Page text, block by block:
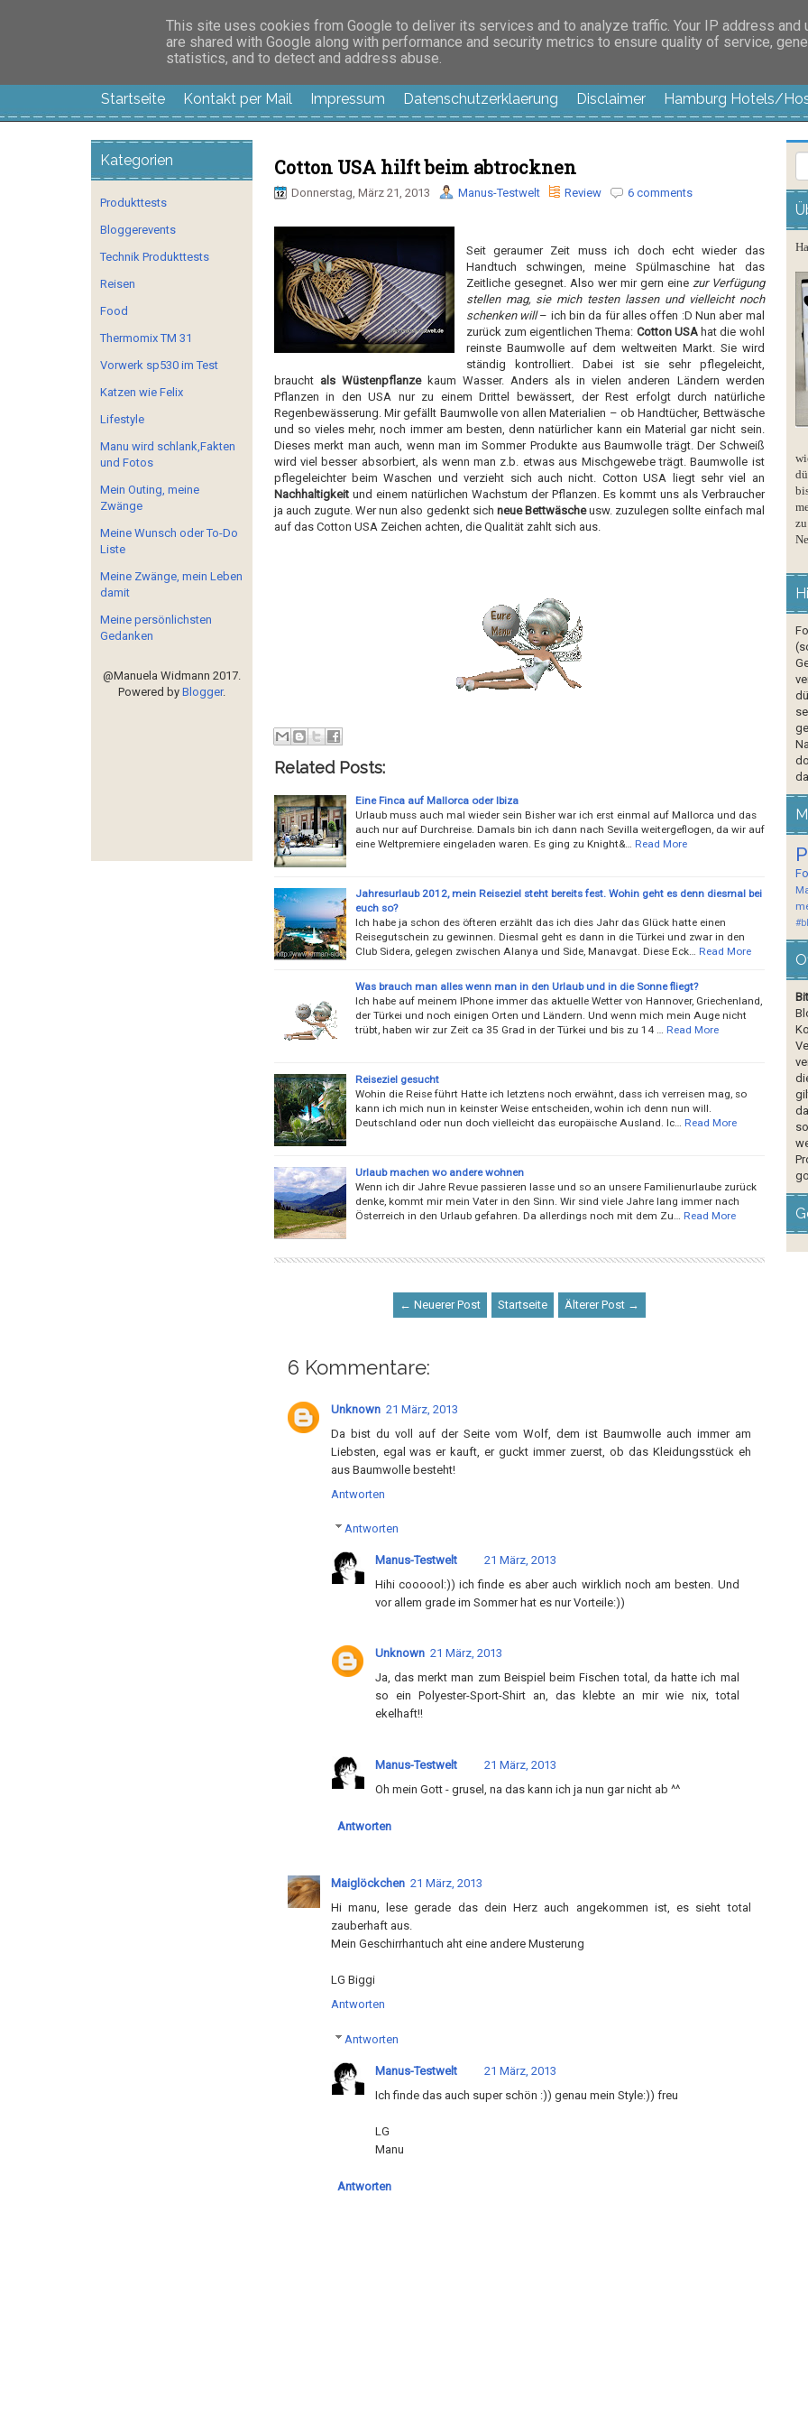
Manus Testwelt, alles außer langweilig
Startseite Kontakt per Mail Impressum Datenschutzerklaerung Disclaimer Hamburg Hotels/
Cotton USA hilft beim abtrocknen
Donnerstag, März 21, 2013 Manus-Testwelt Review 6 comments
Seit geraumer Zeit muss ich doch echt wieder das
Handtuch schwingen, meine Spülmaschine hat das
Zeitliche gesegnet. Also wer mir gern eine zur Verfügung
stellen mag, sie mich testen lassen und vielleicht noch
schenken will– ich bin da für alles offen :D Nun aber mal
zurück zum eigentlichen Thema: Cotton USAhat die wohl
reinste Baumwolle auf dem weltweiten Markt. Sie wird
ständig kontrolliert. Dabei ist sie sehr pflegeleicht,
braucht als Wüstenpflanzekaum Wasser. Anders als in vielen anderen Ländern werden
Pflanzen in den USA nur zu einem Drittel bewässert, der Rest erfolgt durch natürliche
Regenbewässerung. Mir gefällt Baumwolle von allen Materialien – ob Handtücher, Bettwäsche
und so vieles mehr, noch immer am besten, denn natürlicher kann ein Material gar nicht sein.
Dieses merkt man auch, wenn man im Sommer Produkte aus Baumwolle trägt. Der Schweiß
wird viel besser absorbiert, als wenn man z.b. etwas aus Mischgewebe trägt. Baumwolle ist
pflegeleichter beim Waschen und verzieht sich auch nicht. Cotton USA liegt sehr viel an
Nachhaltigkeitund einem natürlichen Wachstum der Pflanzen. Es kommt uns als Verbraucher
ja auch zugute. Wer nun also gedenkt sich neue Bettwäscheusw. zuzulegen sollte einfach mal
auf das Cotton USA Zeichen achten, die Qualität zahlt sich aus.
Related Posts:
Eine Finca auf Mallorca oder Ibiza
Urlaub muss auch mal wieder sein Bisher war ich erst einmal auf Mallorca und das
auch nur auf Durchreise. Damals bin ich dann nach Sevilla weitergeflogen, da wir auf
eine Weltpremiere eingeladen waren. Es ging zu Knight&…
Read More
Jahresurlaub 2012, mein Reiseziel steht bereits fest. Wohin geht es denn diesmal bei
euch so?
Ich habe ja schon des öfteren erzählt das ich dies Jahr das Glück hatte einen
Reisegutschein zu gewinnen. Diesmal geht es dann in die Türkei und zwar in den
Club Sidera, gelegen zwischen Alanya und Side, Manavgat. Diese Eck…
Read More
Was brauch man alles wenn man in den Urlaub und in die Sonne fliegt?
Ich habe auf meinem IPhone immer das aktuelle Wetter von Hannover, Griechenland,
der Türkei und noch einigen Orten und Ländern. Und wenn mich mein Auge nicht
trübt, haben wir zur Zeit ca 35 Grad in der Türkei und bis zu 14 …
Read More
Reiseziel gesucht
Wohin die Reise führt Hatte ich letztens noch erwähnt, dass ich verreisen mag, so
kann ich mich nun in keinster Weise entscheiden, wohin ich denn nun will.
Deutschland oder nun doch vielleicht das europäische Ausland. Ic…
Read More
Urlaub machen wo andere wohnen
Wenn ich dir Jahre Revue passieren lasse und so an unsere Familienurlaube zurück
denke, kommt mir mein Vater in den Sinn. Wir sind viele Jahre lang immer nach
Österreich in den Urlaub gefahren. Da allerdings noch mit dem Zu…
Read More
← Neuerer Post Startseite Älterer Post →
6 Kommentare:
Unknown 21 März, 2013
Da bist du voll auf der Seite vom Wolf, dem ist Baumwolle auch immer am
Liebsten, egal was er kauft, er guckt immer zuerst, ob das Kleidungsstück eh
aus Baumwolle besteht!
Antworten
Antworten
Manus-Testwelt
21 März, 2013
Hihi coooool:)) ich finde es aber auch wirklich noch am besten. Und
vor allem grade im Sommer hat es nur Vorteile:))
Unknown 21 März, 2013
Ja, das merkt man zum Beispiel beim Fischen total, da hatte ich mal
so ein Polyester-Sport-Shirt an, das klebte an mir wie nix, total
ekelhaft!!
Manus-Testwelt
21 März, 2013
Oh mein Gott - grusel, na das kann ich ja nun gar nicht ab ^^
Antworten
Maiglöckchen 21 März, 2013
Hi manu, lese gerade das dein Herz auch angekommen ist, es sieht total
zauberhaft aus.
Mein Geschirrhantuch aht eine andere Musterung
LG Biggi
Antworten
Antworten
Manus-Testwelt
21 März, 2013
Ich finde das auch super schön :)) genau mein Style:)) freu
LG
Manu
Antworten
Kategorien
Produkttests
Bloggerevents
Technik Produkttests
Reisen
Food
Thermomix TM 31
Vorwerk sp530 im Test
Katzen wie Felix
Lifestyle
Manu wird schlank,Fakten
und Fotos
Mein Outing, meine
Zwänge
Meine Wunsch oder To-Do
Liste
Meine Zwänge, mein Leben
damit
Meine persönlichsten
Gedanken
@Manuela Widmann 2017.
Powered by Blogger.
This site uses cookies from Google to deliver its services and to analyze traffic. Your IP address and
are shared with Google along with performance and security metrics to ensure quality of service,
statistics, and to detect and address abuse.